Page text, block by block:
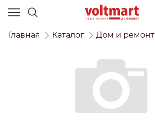
Главная Каталог Дом и ремонт